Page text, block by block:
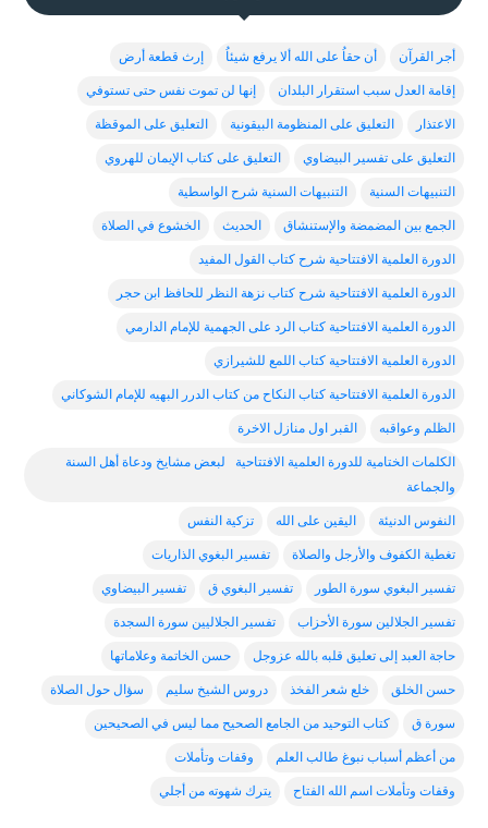
أجر القرآن أن حقاُ على الله ألا يرفع شيئاُ إرث قطعة أرض
إقامة العدل سبب استقرار البلدان إنها لن تموت نفس حتى تستوفي
الاعتذار التعليق على المنظومة البيقونية التعليق على الموقظة
التعليق على تفسير البيضاوي التعليق على كتاب الإيمان للهروي
التنبيهات السنية التنبيهات السنية شرح الواسطية
الجمع بين المضمضة والإستنشاق الحديث الخشوع في الصلاة
الدورة العلمية الافتتاحية شرح كتاب القول المفيد
الدورة العلمية الافتتاحية شرح كتاب نزهة النظر للحافظ ابن حجر
الدورة العلمية الافتتاحية كتاب الرد على الجهمية للإمام الدارمي
الدورة العلمية الافتتاحية كتاب اللمع للشيرازي
الدورة العلمية الافتتاحية كتاب النكاح من كتاب الدرر البهيه للإمام الشوكاني
الظلم وعواقبه القبر اول منازل الاخرة
الكلمات الختامية للدورة العلمية الافتتاحية لبعض مشايخ ودعاة أهل السنة
والجماعة
النفوس الدنيئة اليقين على الله تزكية النفس
تغطية الكفوف والأرجل والصلاة تفسير البغوي الذاريات
تفسير البغوي سورة الطور تفسير البغوي ق تفسير البيضاوي
تفسير الجلالين سورة الأحزاب تفسير الجلاليين سورة السجدة
حاجة العبد إلى تعليق قلبه بالله عزوجل حسن الخاتمة وعلاماتها
حسن الخلق خلع شعر الفخذ دروس الشيخ سليم سؤال حول الصلاة
سورة ق كتاب التوحيد من الجامع الصحيح مما ليس في الصحيحين
من أعظم أسباب نبوغ طالب العلم وقفات وتأملات
وقفات وتأملات اسم الله الفتاح يترك شهوته من أجلي